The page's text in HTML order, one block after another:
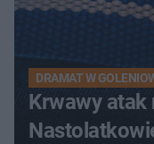
DRAMAT W
Krwawy atak